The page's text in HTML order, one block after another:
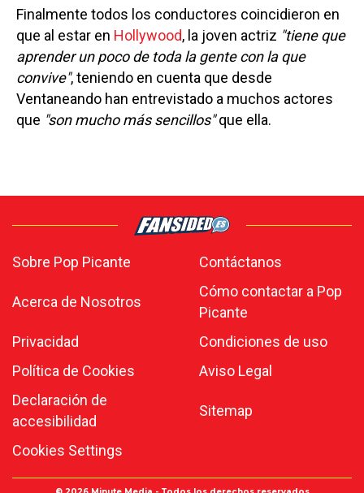
Finalmente todos los conductores coincidieron en
que al estar en Hollywood, la joven actriz "tiene que
aprender un poco de toda la gente con la que
convive", teniendo en cuenta que desde
Ventaneando han entrevistado a muchos actores
que "son mucho más sencillos"que ella.
Sobre Pop Picante Contáctanos
Acerca de Nosotros
Cómo contactar a Pop
Picante
Privacidad
Condiciones de uso
Política de Cookies
Aviso Legal
Declaración de
accesibilidad
Sitemap
Cookies Settings